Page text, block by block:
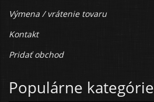
Výmena / vrátenie tovaru
Kontakt
Pridať obchod
Populárne kategórie